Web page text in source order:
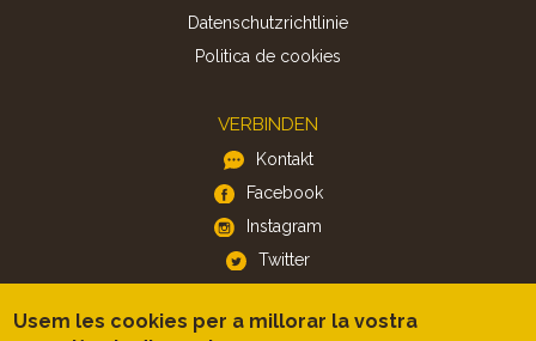
Datenschutzrichtlinie
Politica de cookies
VERBINDEN
Kontakt
Facebook
Instagram
Twitter
APP
Usem les cookies per a millorar la vostra